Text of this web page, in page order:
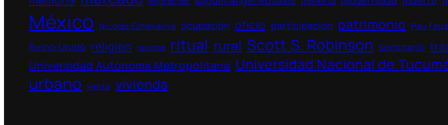
México Nicolás Echevarría ocupación oficio participacion patrimonio Pau Faus
Reino Unido religion revista ritual rural Scott S. Robinson seminario
Universidad Autónoma Metropolitana Universidad Nacional de
urbano venta vivienda